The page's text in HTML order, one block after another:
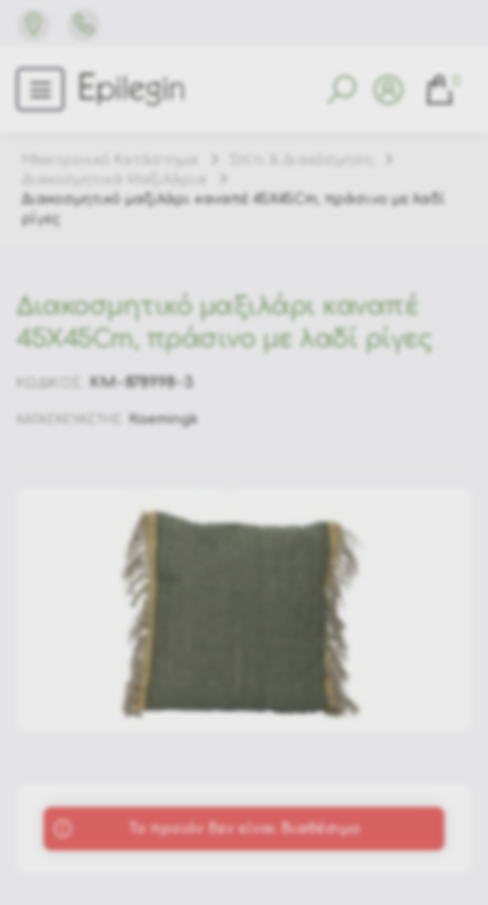
Διακοσμητικό μαξιλάρι καναπέ 45X45Cm, πράσινο με λαδί
ρίγες
Διακοσμητικό μαξιλάρι καναπέ
45X45Cm, πράσινο με λαδί ρίγες
KM-878998-3
Kaemingk
To προϊόν δεν είναι διαθέσιμο